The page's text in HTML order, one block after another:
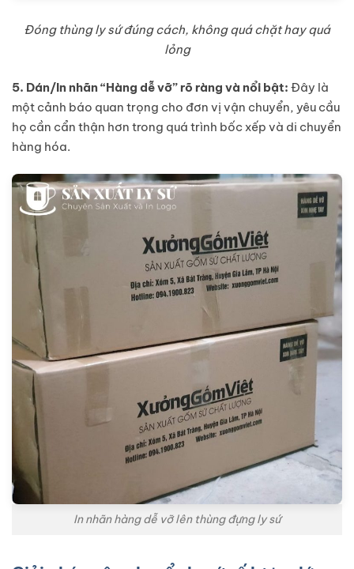
Đóng thùng ly sứ đúng cách, không quá chặt hay quá
lỏng
5. Dán/In nhãn “Hàng dễ vỡ” rõ ràng và nổi bật: Đây là
một cảnh báo quan trọng cho đơn vị vận chuyển, yêu cầu
họ cần cẩn thận hơn trong quá trình bốc xếp và di chuyển
hàng hóa.
In nhãn hàng dễ vỡ lên thùng đựng ly sứ